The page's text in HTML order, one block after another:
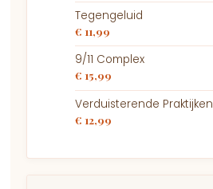
Tegengeluid
€ 11,99
9/11 Complex
€ 15,99
Verduisterende Praktijken
€ 12,99